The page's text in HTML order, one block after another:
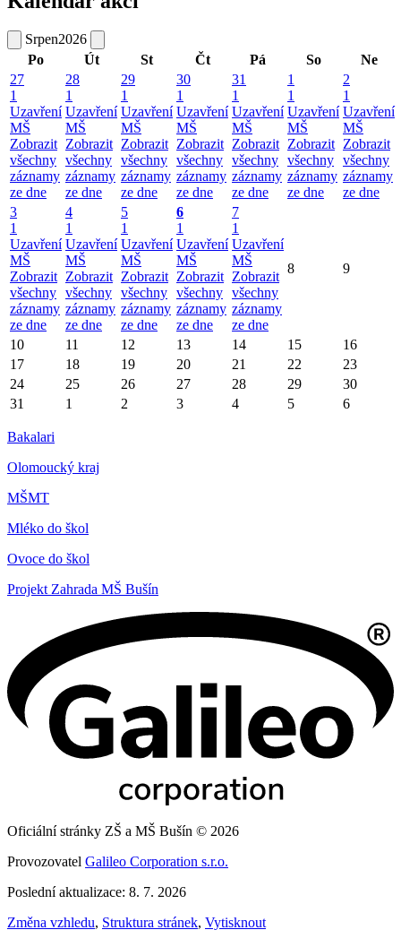
Srpen2026
Po
Út St Čt Pá So
Ne
27
1
Uzavření
MŠ
Zobrazit
všechny
záznamy
ze dne
28
1
Uzavření
MŠ
Zobrazit
všechny
záznamy
ze dne
29
1
Uzavření
MŠ
Zobrazit
všechny
záznamy
ze dne
30
1
Uzavření
MŠ
Zobrazit
všechny
záznamy
ze dne
31
1
Uzavření
MŠ
Zobrazit
všechny
záznamy
ze dne
1
1
Uzavření
MŠ
Zobrazit
všechny
záznamy
ze dne
2
1
Uzavření
MŠ
Zobrazit
všechny
záznamy
ze dne
3
1
Uzavření
MŠ
Zobrazit
všechny
záznamy
ze dne
4
1
Uzavření
MŠ
Zobrazit
všechny
záznamy
ze dne
5
1
Uzavření
MŠ
Zobrazit
všechny
záznamy
ze dne
6
1
Uzavření
MŠ
Zobrazit
všechny
záznamy
ze dne
7
1
Uzavření
MŠ
Zobrazit
všechny
záznamy
ze dne
8 9
10 11 12 13 14 15
16
17
18 19 20 21 22
23
24
25 26 27 28 29
30
31
1 2 3 4 5 6
Bakalari
Olomoucký kraj
MŠMT
Mléko do škol
Ovoce do škol
Projekt Zahrada MŠ Bušín
Oficiální stránky ZŠ a MŠ Bušín © 2026
Provozovatel Galileo Corporation s.r.o.
Poslední aktualizace: 8. 7. 2026
Změna vzhledu, Struktura stránek, Vytisknout